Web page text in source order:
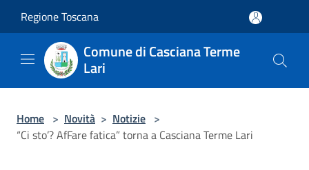
Regione Toscana
Comune di Casciana Terme
Lari
Home > Novità > Notizie >
“Ci sto’? AfFare fatica” torna a Casciana Terme Lari